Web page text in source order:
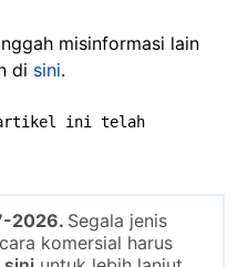
misinformasi lain
di sini.
artikel ini telah
2026. Segala jenis
komersial harus